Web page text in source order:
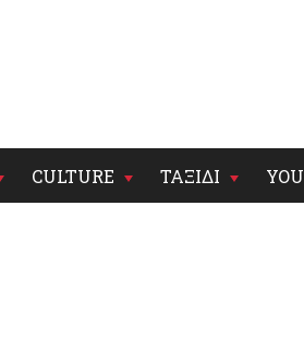
CULTURE ΤΑΞΙΔΙ